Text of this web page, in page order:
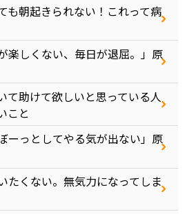
も朝起きられない！これって病
楽しくない、毎日が退屈。」原
て助けて欲しいと思っている人
こと
ーっとしてやる気が出ない」原
たくない。無気力になってしま